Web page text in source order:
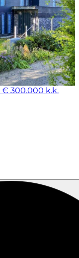
€ 300.000 k.k.